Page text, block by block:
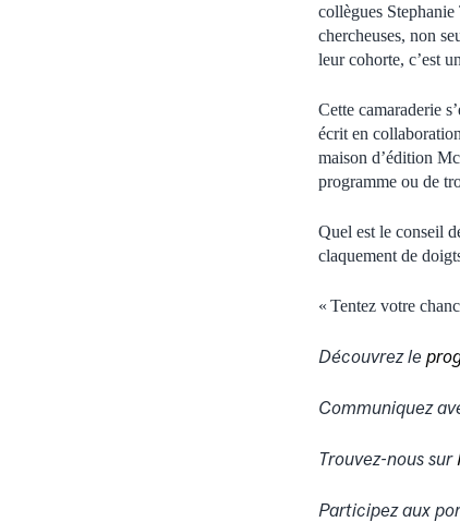
collègues
chercheuses, non
leur cohorte, c’est
Cette camaraderie
écrit en
maison d’édition
programme ou de
Quel est le conseil
claquement de
« Tentez votre
Découvrez le
Communiquez
Trouvez-nous sur
Participez aux